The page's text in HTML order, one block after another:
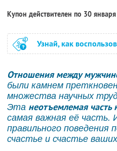
Купон действителен по 30
Узнай, как
Отношения между
были камнем
множества научных
Эта неотъемлемая
самая важная её часть.
правильного поведения
счастье и счастье